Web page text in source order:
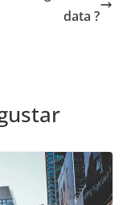
data ?